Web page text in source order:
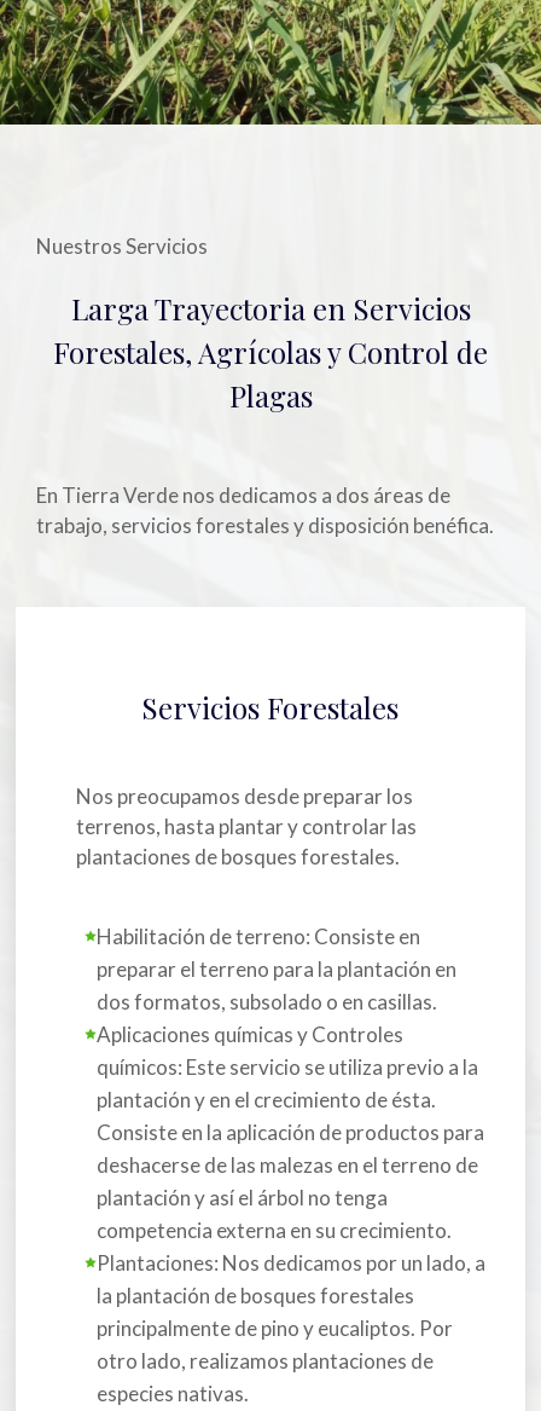
Nuestros Servicios
Larga Trayectoria en Servicios
Forestales, Agrícolas y Control de
Plagas
En Tierra Verde nos dedicamos a dos áreas de
trabajo, servicios forestales y disposición benéfica.
Servicios Forestales
Nos preocupamos desde preparar los
terrenos, hasta plantar y controlar las
plantaciones de bosques forestales.
Habilitación de terreno: Consiste en
preparar el terreno para la plantación en
dos formatos, subsolado o en casillas.
Aplicaciones químicas y Controles
químicos: Este servicio se utiliza previo a la
plantación y en el crecimiento de ésta.
Consiste en la aplicación de productos para
deshacerse de las malezas en el terreno de
plantación y así el árbol no tenga
competencia externa en su crecimiento.
Plantaciones: Nos dedicamos por un lado, a
la plantación de bosques forestales
principalmente de pino y eucaliptos. Por
otro lado, realizamos plantaciones de
especies nativas.